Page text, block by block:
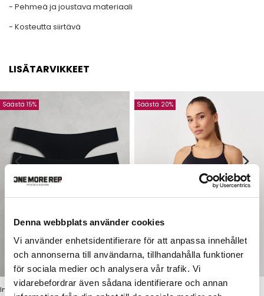
Denna webbplats använder cookies
Vi använder enhetsidentifierare för att anpassa innehållet
och annonserna till användarna, tillhandahålla funktioner
för sociala medier och analysera vår trafik. Vi
vidarebefordrar även sådana identifierare och annan
- Pehmeä ja joustava materiaali
- Kosteutta siirtävä
LISÄTARVIKKEET
Säästä 15%
Invisible Thong 3-Pack
Säästä 20%